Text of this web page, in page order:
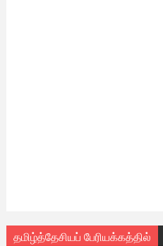
தமிழ்த்தேசியப் பேரியக்கத்தில்